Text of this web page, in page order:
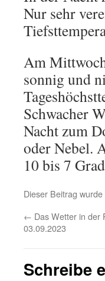
Nur sehr
Am
sonnig und
Schwacher
Nacht zum
oder Nebel.
10 bis 7
Dieser Beitrag
← Das Wetter in der
03.09.2023
Schreibe